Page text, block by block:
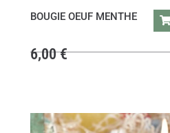
BOUGIE OEUF MENTHE
6,00€